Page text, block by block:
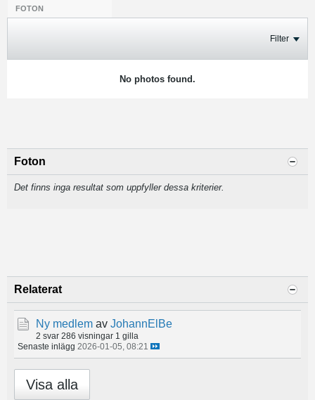
FOTON
Filter
No photos found.
Foton
Det finns inga resultat som uppfyller dessa kriterier.
Relaterat
Ny medlem av JohannElBe
2 svar 286 visningar 1 gilla
Senaste inlägg 2026-01-05, 08:21
Visa alla